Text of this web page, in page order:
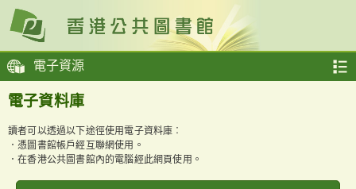
電子資源
電子資料庫
讀者可以透過以下途徑使用電子資料庫︰
．憑圖書館帳戶經互聯網使用。
．在香港公共圖書館內的電腦經此網頁使用。